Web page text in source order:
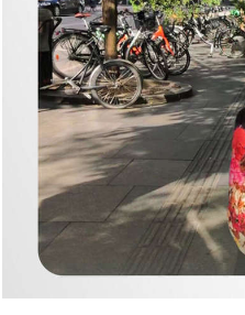
Wat is Grootheid?